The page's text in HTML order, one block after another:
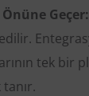
Geçer:
tek bir